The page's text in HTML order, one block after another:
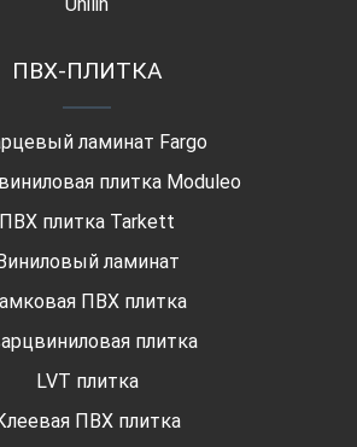
ПВХ-ПЛИТКА
ламинат Fargo
плитка Moduleo
ПВХ плитка Tarkett
ламинат
ПВХ плитка
плитка
LVT плитка
ПВХ плитка